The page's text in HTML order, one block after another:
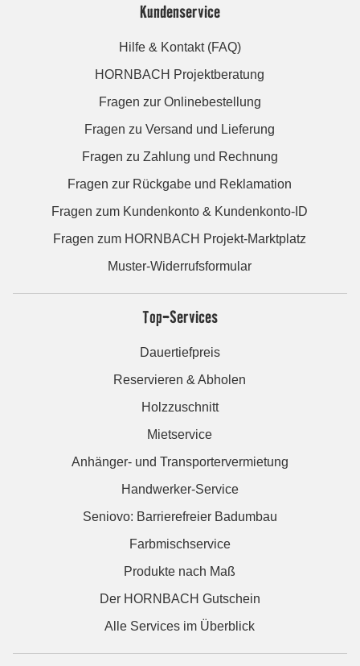
Kundenservice
Hilfe & Kontakt (FAQ)
HORNBACH Projektberatung
Fragen zur Onlinebestellung
Fragen zu Versand und Lieferung
Fragen zu Zahlung und Rechnung
Fragen zur Rückgabe und Reklamation
Fragen zum Kundenkonto & Kundenkonto-ID
Fragen zum HORNBACH Projekt-Marktplatz
Muster-Widerrufsformular
Top-Services
Dauertiefpreis
Reservieren & Abholen
Holzzuschnitt
Mietservice
Anhänger- und Transportervermietung
Handwerker-Service
Seniovo: Barrierefreier Badumbau
Farbmischservice
Produkte nach Maß
Der HORNBACH Gutschein
Alle Services im Überblick